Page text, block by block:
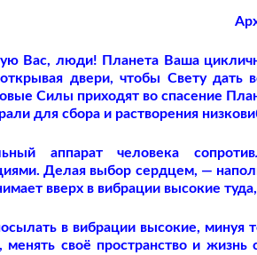
Вас, люди! Планета Ваша
открывая двери, чтобы Свету
Силы приходят во спасение
для сбора и растворения
аппарат человека
Делая выбор сердцем, —
вверх в вибрации высокие
в вибрации высокие,
менять своё пространство и